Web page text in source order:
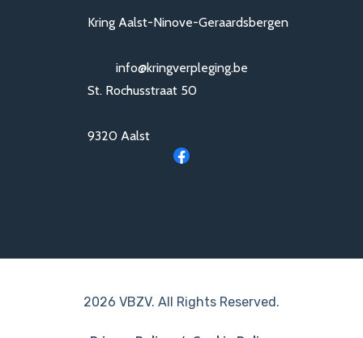
Kring Aalst-Ninove-Geraardsbergen
info@kringverpleging.be
St. Rochusstraat 50
9320 Aalst
2026 VBZV. All Rights Reserved.